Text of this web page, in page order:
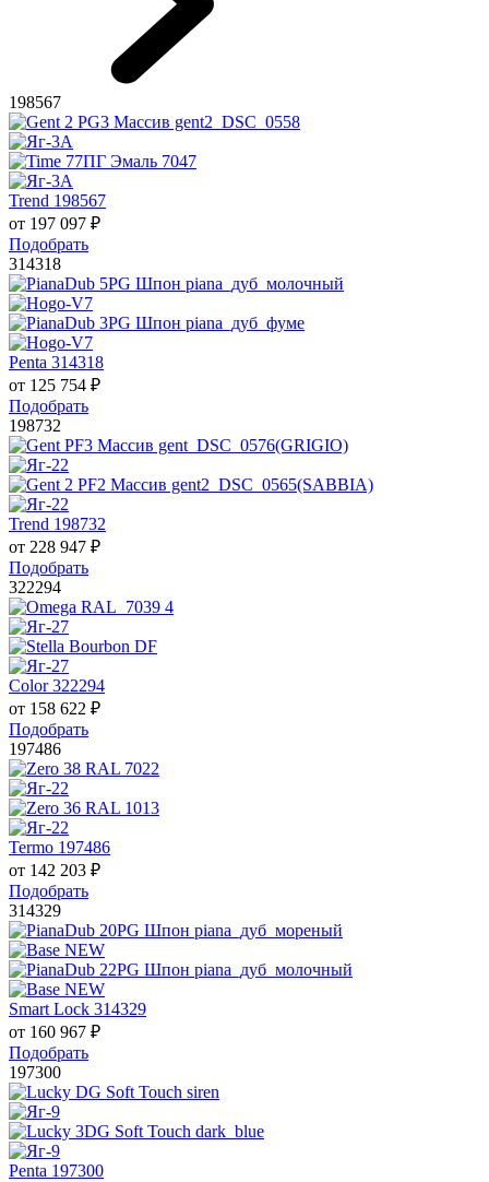
198567
Trend 198567
от 197 097 ₽
Подобрать
314318
Penta 314318
от 125 754 ₽
Подобрать
198732
Trend 198732
от 228 947 ₽
Подобрать
322294
Color 322294
от 158 622 ₽
Подобрать
197486
Termo 197486
от 142 203 ₽
Подобрать
314329
Smart Lock 314329
от 160 967 ₽
Подобрать
197300
Penta 197300